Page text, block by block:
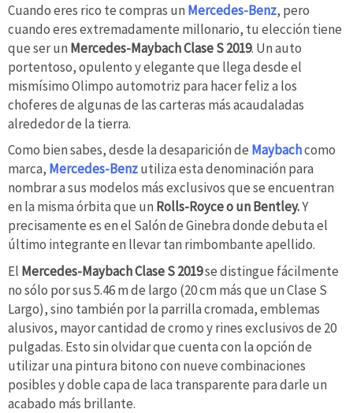
Cuando eres rico te compras un Mercedes-Benz, pero
cuando eres extremadamente millonario, tu elección tiene
que ser un Mercedes-Maybach Clase S 2019. Un auto
portentoso, opulento y elegante que llega desde el
mismísimo Olimpo automotriz para hacer feliz a los
choferes de algunas de las carteras más acaudaladas
alrededor de la tierra.
Como bien sabes, desde la desaparición de Maybachcomo
marca, Mercedes-Benzutiliza esta denominación para
nombrar a sus modelos más exclusivos que se encuentran
en la misma órbita que un Rolls-Royce o un Bentley.Y
precisamente es en el Salón de Ginebra donde debuta el
último integrante en llevar tan rimbombante apellido.
El Mercedes-Maybach Clase S 2019se distingue fácilmente
no sólo por sus 5.46 m de largo (20 cm más que un Clase S
Largo), sino también por la parrilla cromada, emblemas
alusivos, mayor cantidad de cromo y rines exclusivos de 20
pulgadas. Esto sin olvidar que cuenta con la opción de
utilizar una pintura bitono con nueve combinaciones
posibles y doble capa de laca transparente para darle un
acabado más brillante.